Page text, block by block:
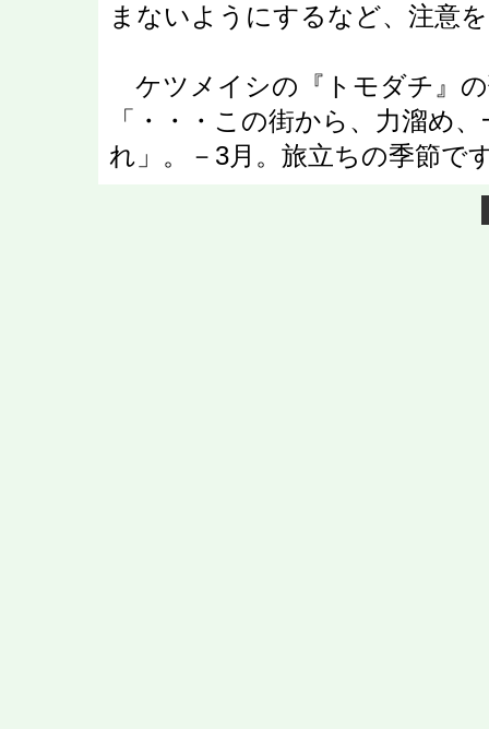
まないようにするなど、注意
ケツメイシの『トモダチ』
「・・・この街から、力溜め
れ」。－3月。旅立ちの季節で